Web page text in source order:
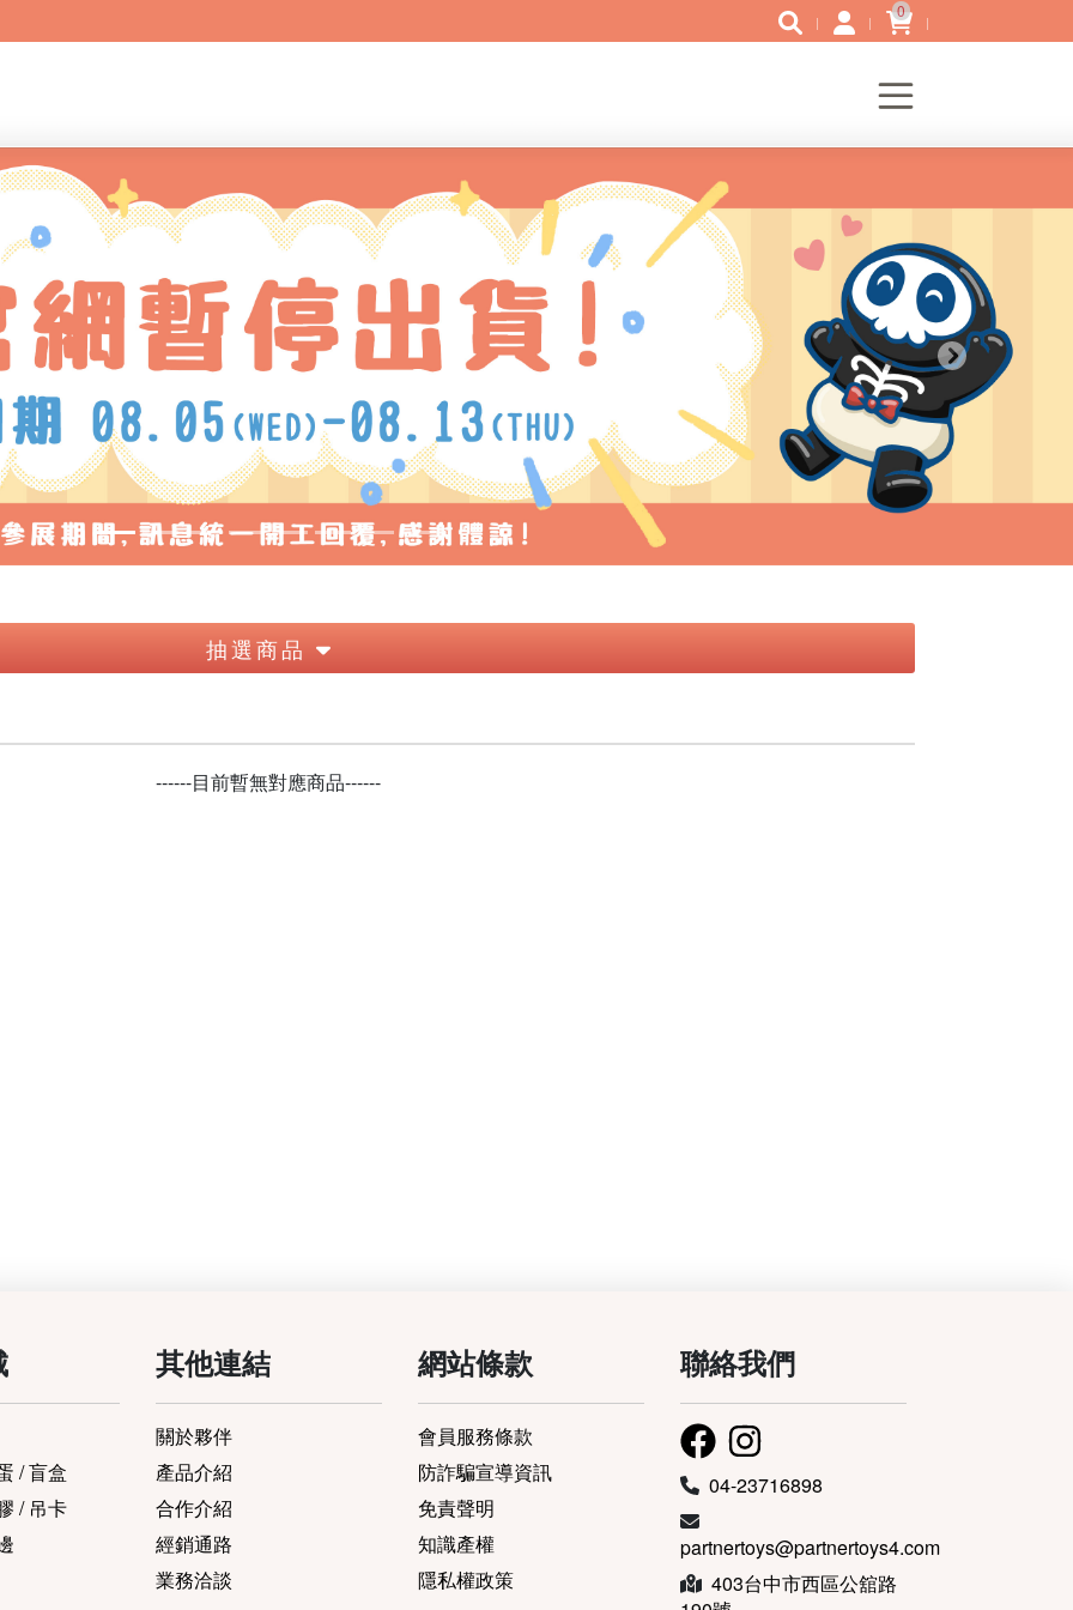
0
Next
抽選商品
------目前暫無對應商品------
/ 盲盒
/ 吊卡
其他連結
關於夥伴
產品介紹
合作介紹
經銷通路
業務洽談
網站條款
會員服務條款
防詐騙宣導資訊
免責聲明
知識產權
隱私權政策
聯絡我們
04-23716898
partnertoys@partnertoys4.com
403台中市西區公舘路